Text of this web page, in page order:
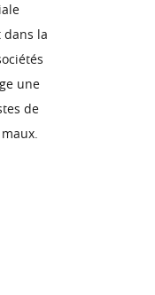
dans la
une
de